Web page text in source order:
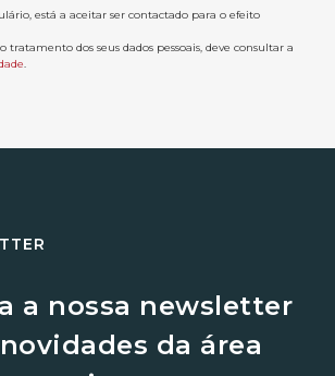
está a aceitar ser contactado para o efeito
tratamento dos seus dados pessoais, deve consultar a
.
a nossa newsletter
da área